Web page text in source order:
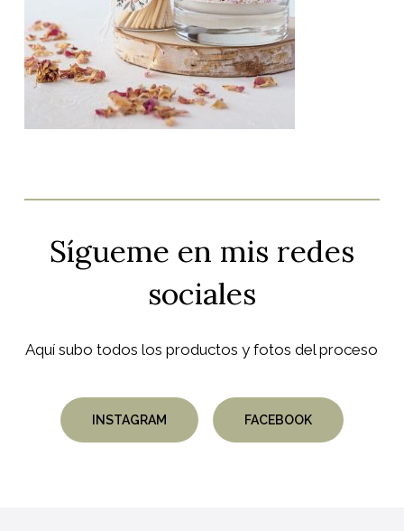
Sígueme en mis redes
sociales
Aquí subo todos los productos y fotos del proceso
INSTAGRAM FACEBOOK